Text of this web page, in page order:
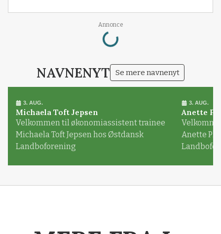
Annonce
Loading...
NAVNENYT Se mere navnenyt
3. AUG.
Michaela Toft Jepsen
Velkommen til økonomiassistent trainee
Michaela Toft Jepsen hos Østdansk
Landboforening
3. AUG.
Anette
Anette